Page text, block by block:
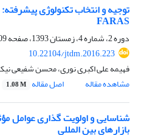
FARAS
دوره 2، شماره 4، زمستان 1393، صفحه
10.22104/jtdm.2016.223
فهیمه علی اکبری نوری، محسن شفیعی
مشاهده مقاله
اصل مقاله 1.08 M
شناسایی و اولویت گذاری عوامل
بازارهای بین المللی